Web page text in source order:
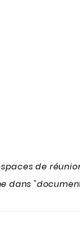
de
dans